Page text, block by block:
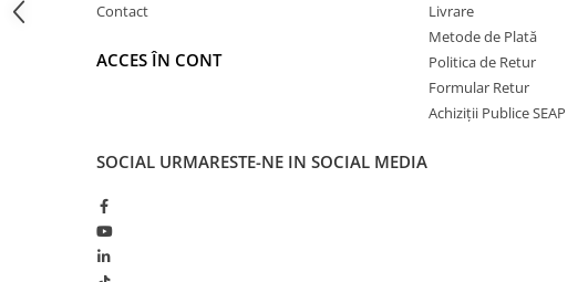
Nivelare în Strat Subțire
Aditivi pentru Șape
Aditivi pentru Betoane și Mortare
Profile Tencuieli și Glet
Profile Glet
Profile Tencuieli
Contact
ACCES ÎN CONT
Livrare
Metode de Plată
Politica de Retur
Formular Retur
Achiziții Publice SEAP
SOCIAL URMARESTE-NE IN SOCIAL MEDIA